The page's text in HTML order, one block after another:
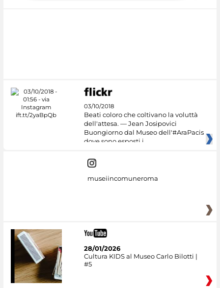
03/10/2018
Beati coloro che coltivano la voluttà
dell'attesa. — Jean Josipovici
Buongiorno dal Museo dell'#AraPacis
dove sono esposti i
museiincomuneroma
28/01/2026
Cultura KIDS al Museo Carlo Bilotti |
#5